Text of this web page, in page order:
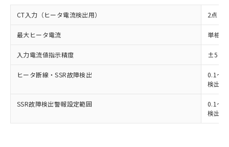
CT入力（ヒータ電流検出用） 2点
最大ヒータ電流 単相ま
入力電流値指示精度
ヒータ断線・SSR故障検出
0.1～
検出最
SSR故障検出警報設定範囲
0.1～
検出最